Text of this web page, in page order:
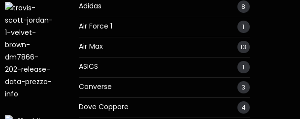
Adidas 8
Air Force 1 1
Air Max 13
ASICS 1
Converse 3
Dove Coppare 4